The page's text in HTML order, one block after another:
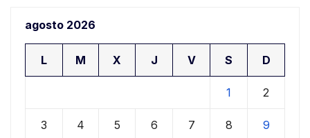
agosto 2026
L M X J V S D
1 2
3 4 5 6 7 8 9